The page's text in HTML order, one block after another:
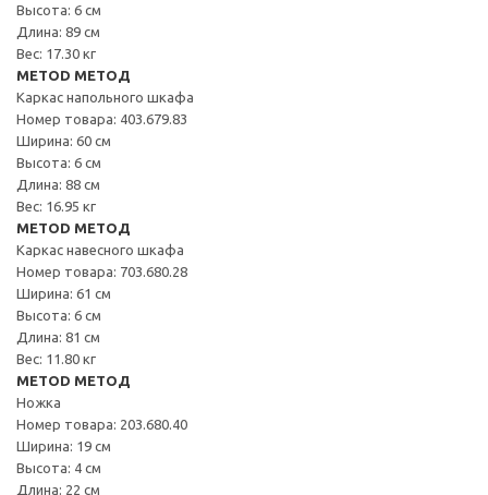
Высота: 6 см
Длина: 89 см
Вес: 17.30 кг
METOD МЕТОД
Каркас напольного шкафа
Номер товара: 403.679.83
Ширина: 60 см
Высота: 6 см
Длина: 88 см
Вес: 16.95 кг
METOD МЕТОД
Каркас навесного шкафа
Номер товара: 703.680.28
Ширина: 61 см
Высота: 6 см
Длина: 81 см
Вес: 11.80 кг
METOD МЕТОД
Ножка
Номер товара: 203.680.40
Ширина: 19 см
Высота: 4 см
Длина: 22 см